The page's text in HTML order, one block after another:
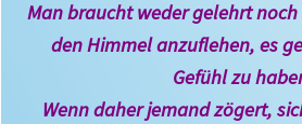
Man braucht weder gelehrt
den Himmel anzuflehen, es
Gefühl zu
Wenn daher jemand zögert,